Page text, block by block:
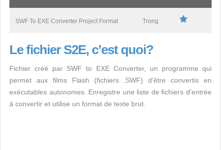
SWF To EXE Converter Project Format Trong
Le fichier S2E, c’est quoi?
Fichier créé par SWF to EXE Converter, un programme qui
permet aux films Flash (fichiers .SWF) d'être convertis en
exécutables autonomes. Enregistre une liste de fichiers d'entrée
à convertir et utilise un format de texte brut.